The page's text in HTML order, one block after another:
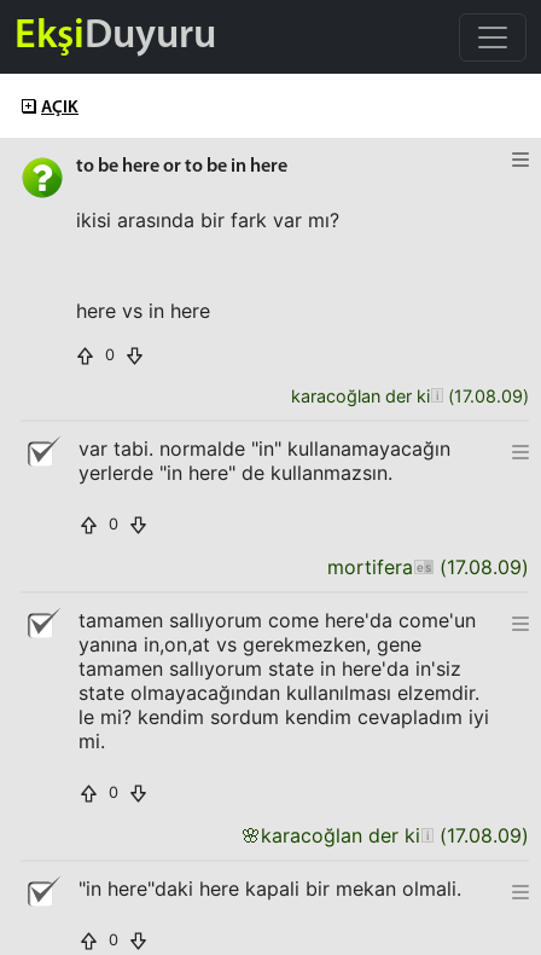
EkşiDuyuru
AÇIK
to be here or to be in here
ikisi arasında bir fark var mı?
here vs in here
0
karacoğlan der ki (17.08.09)
var tabi. normalde "in" kullanamayacağın
yerlerde "in here" de kullanmazsın.
0
mortifera (17.08.09)
tamamen sallıyorum come here'da come'un
yanına in,on,at vs gerekmezken, gene
tamamen sallıyorum state in here'da in'siz
state olmayacağından kullanılması elzemdir.
le mi? kendim sordum kendim cevapladım iyi
mi.
0
🌸karacoğlan der ki (17.08.09)
"in here"daki here kapali bir mekan olmali.
0